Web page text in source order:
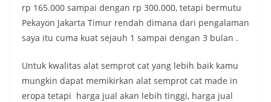
rp 165.000 sampai dengan rp 300.000, tetapi bermutu
Pekayon Jakarta Timur rendah dimana dari pengalaman
saya itu cuma kuat sejauh 1 sampai dengan 3 bulan .
Untuk kwalitas alat semprot cat yang lebih baik kamu
mungkin dapat memikirkan alat semprot cat made in
eropa tetapi harga jual akan lebih tinggi, harga jual